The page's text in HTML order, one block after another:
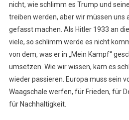
nicht, wie schlimm es Trump und
treiben werden, aber wir müssen uns
gefasst machen. Als Hitler 1933 an
viele, so schlimm werde es nicht
von dem, was er in „Mein Kampf“
umsetzen. Wie wir wissen, kam es
wieder passieren. Europa muss sein
Waagschale werfen, für Frieden, für
für Nachhaltigkeit.